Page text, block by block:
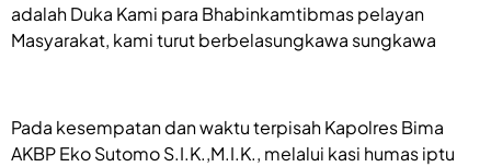
adalah Duka Kami para Bhabinkamtibmas pelayan
Masyarakat, kami turut berbelasungkawa sungkawa
Pada kesempatan dan waktu terpisah Kapolres Bima
AKBP Eko Sutomo S.I.K.,M.I.K., melalui kasi humas iptu